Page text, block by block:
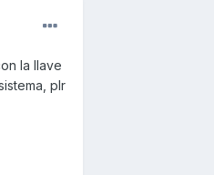
la llave
plr